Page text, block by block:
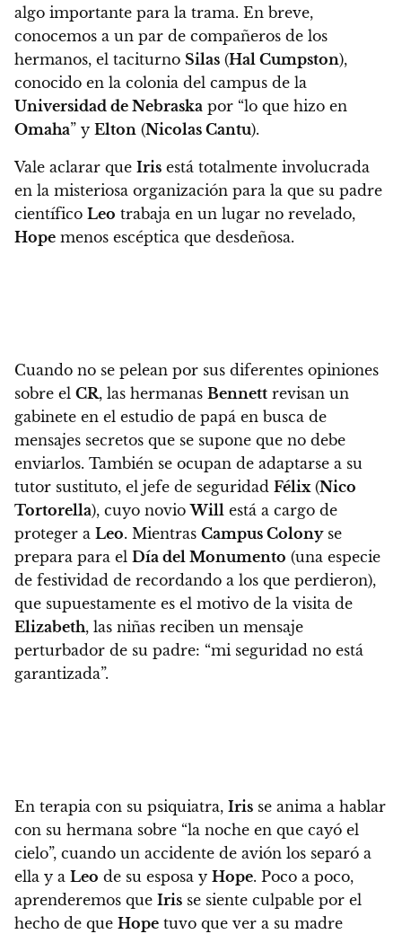
algo importante para la trama. En breve,
conocemos a un par de compañeros de los
hermanos, el taciturno Silas (Hal Cumpston),
conocido en la colonia del campus de la
Universidad de Nebraska por “lo que hizo en
Omaha” y Elton (Nicolas Cantu).
Vale aclarar que Iris está totalmente involucrada
en la misteriosa organización para la que su padre
científico Leo trabaja en un lugar no revelado,
Hope menos escéptica que desdeñosa.
Cuando no se pelean por sus diferentes opiniones
sobre el CR, las hermanas Bennett revisan un
gabinete en el estudio de papá en busca de
mensajes secretos que se supone que no debe
enviarlos. También se ocupan de adaptarse a su
tutor sustituto, el jefe de seguridad Félix(Nico
Tortorella), cuyo novioWill está a cargo de
proteger a Leo. Mientras Campus Colonyse
prepara para el Día del Monumento (una especie
de festividad de recordando a los que perdieron),
que supuestamente es el motivo de la visita de
Elizabeth, las niñas reciben un mensaje
perturbador de su padre: “mi seguridad no está
garantizada”.
En terapia con su psiquiatra, Iris se anima a hablar
con su hermana sobre “la noche en que cayó el
cielo”, cuando un accidente de avión los separó a
ella y a Leo de su esposa y Hope. Poco a poco,
aprenderemos que Iris se siente culpable por el
hecho de que Hope tuvo que ver a su madre